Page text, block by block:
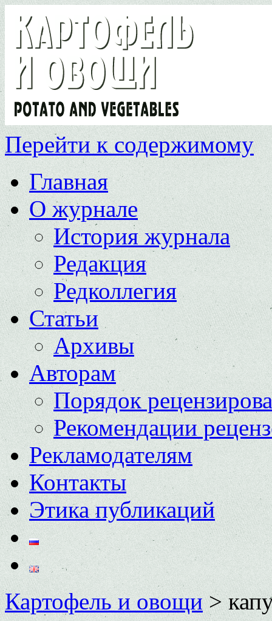
Перейти к содержимому
Главная
О журнале
История журнала
Редакция
Редколлегия
Статьи
Архивы
Авторам
Порядок
Рекомендации
Рекламодателям
Контакты
Этика публикаций
Картофель и овощи>